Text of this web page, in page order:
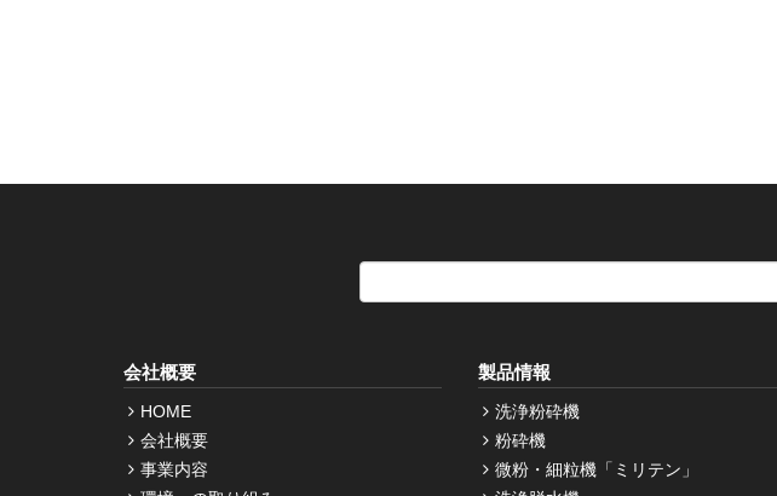
会社概要
HOME
会社概要
事業内容
製品情報
洗浄粉砕機
粉砕機
微粉・細粒機「ミリテン」